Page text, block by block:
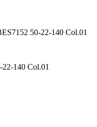
50-22-140 Col.01
140 Col.01